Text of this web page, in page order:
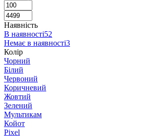
Наявність
В наявності52
Немає в наявності3
Колір
Чорний
Білий
Червоний
Коричневий
Жовтий
Зелений
Мультикам
Койот
Pixel